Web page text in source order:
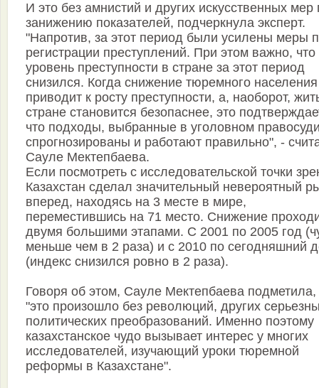
И это без амнистий и других искусственных мер
занижению показателей, подчеркнула эксперт.
"Напротив, за этот период были усилены меры
регистрации преступлений. При этом важно, что
уровень преступности в стране за этот период
снизился. Когда снижение тюремного
приводит к росту преступности, а, наоборот,
стране становится безопаснее, это
что подходы, выбранные в уголовном
спрогнозированы и работают правильно", -
Сауле Мектепбаева.
Если посмотреть с исследовательской точки
Казахстан сделал значительный невероятный
вперед, находясь на 3 месте в мире,
переместившись на 71 место. Снижение
двумя большими этапами. С 2001 по 2005 год
меньше чем в 2 раза) и с 2010 по сегодняшний
(индекс снизился ровно в 2 раза).
Говоря об этом, Сауле Мектепбаева подметила,
"это произошло без революций, других
политических преобразований. Именно поэтому
казахстанское чудо вызывает интерес у многих
исследователей, изучающий уроки тюремной
реформы в Казахстане".